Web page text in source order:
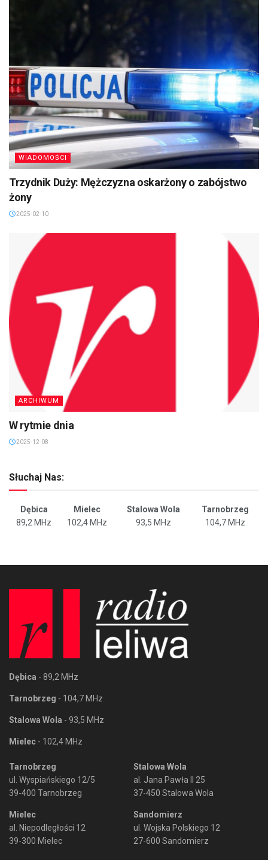
WIADOMOŚCI
Trzydnik Duży: Mężczyzna oskarżony o zabójstwo
żony
2025-02-10
ARCHIWUM
W rytmie dnia
2025-12-08
Słuchaj Nas:
Dębica Mielec Stalowa Wola
Tarnobrzeg
89,2 MHz
102,4 MHz 93,5 MHz 104,7 MHz
Dębica - 89,2 MHz
Tarnobrzeg - 104,7 MHz
Stalowa Wola - 93,5 MHz
Mielec - 102,4 MHz
Tarnobrzeg
ul. Wyspiańskiego 12/5
39-400 Tarnobrzeg
Mielec
al. Niepodległości 12
39-300 Mielec
Stalowa Wola
al. Jana Pawła II 25
37-450 Stalowa Wola
Sandomierz
ul. Wojska Polskiego 12
27-600 Sandomierz